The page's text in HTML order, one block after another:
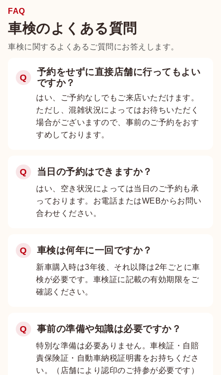
FAQ
車検のよくある質問
車検に関するよくあるご質問にお答えします。
Q
予約をせずに直接店舗に行ってもよい
ですか？
はい、ご予約なしでもご来店いただけます。
ただし、混雑状況によってはお待ちいただく
場合がございますので、事前のご予約をおす
すめしております。
Q 当日の予約はできますか？
はい、空き状況によっては当日のご予約も承
っております。お電話またはWEBからお問い
合わせください。
Q 車検は何年に一回ですか？
新車購入時は3年後、それ以降は2年ごとに車
検が必要です。車検証に記載の有効期限をご
確認ください。
Q 事前の準備や知識は必要ですか？
特別な準備は必要ありません。車検証・自賠
責保険証・自動車納税証明書をお持ちくださ
い。（店舗により認印のご持参が必要です）